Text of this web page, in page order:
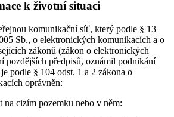
k životní situaci
komunikační síť, který podle § 13
Sb., o elektronických komunikacích a o
zákonů (zákon o elektronických
pozdějších předpisů, oznámil podnikání
podle § 104 odst. 1 a 2 zákona o
oprávněn:
na cizím pozemku nebo v něm: